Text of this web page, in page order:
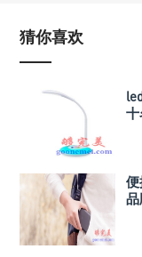
猜你喜欢
十
便
品